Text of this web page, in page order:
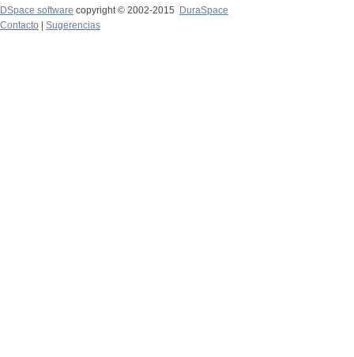
DSpace software copyright © 2002-2015
DuraSpace
Contacto
Sugerencias